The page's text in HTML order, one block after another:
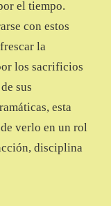
el tiempo.
con estos
la
los sacrificios
sus
esta
verlo en un rol
disciplina